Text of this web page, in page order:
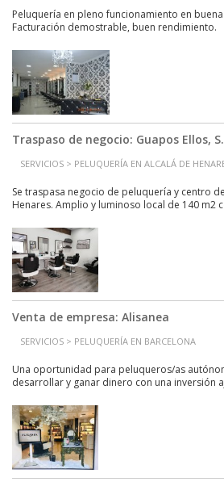
Peluquería en pleno funcionamiento en
Facturación demostrable, buen rendimiento.
Traspaso de negocio: Guapos Ellos,
SERVICIOS > PELUQUERÍA EN ALCALÁ DE
Se traspasa negocio de peluquería y centro
Henares. Amplio y luminoso local de 140 m2
Venta de empresa: Alisanea
SERVICIOS > PELUQUERÍA EN BARCELONA
Una oportunidad para peluqueros/as
desarrollar y ganar dinero con una inversión